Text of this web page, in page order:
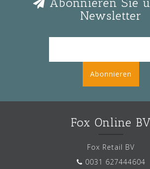
Newsletter
Abonnieren
Fox Online BV
Fox Retail BV
0031 627444604